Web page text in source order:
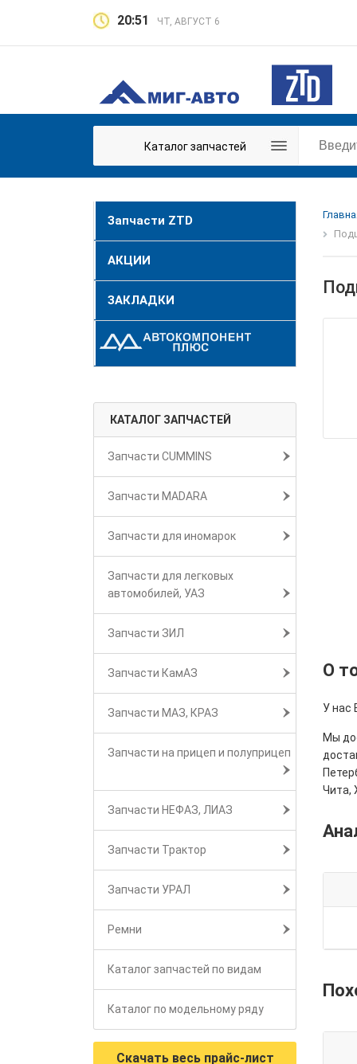
20:51 ЧТ, АВГУСТ 6
Каталог запчастей
Запчасти ZTD
АКЦИИ
ЗАКЛАДКИ
КАТАЛОГ ЗАПЧАСТЕЙ
Запчасти CUMMINS
Запчасти MADARA
Запчасти для иномарок
Запчасти для легковых
автомобилей, УАЗ
Запчасти ЗИЛ
Запчасти КамАЗ
Запчасти МАЗ, КРАЗ
Запчасти на прицеп и полуприцеп
Запчасти НЕФАЗ, ЛИАЗ
Запчасти Трактор
Запчасти УРАЛ
Ремни
Каталог запчастей по видам
Каталог по модельному ряду
Скачать весь прайс-лист
О
У нас
Мы
Чита,